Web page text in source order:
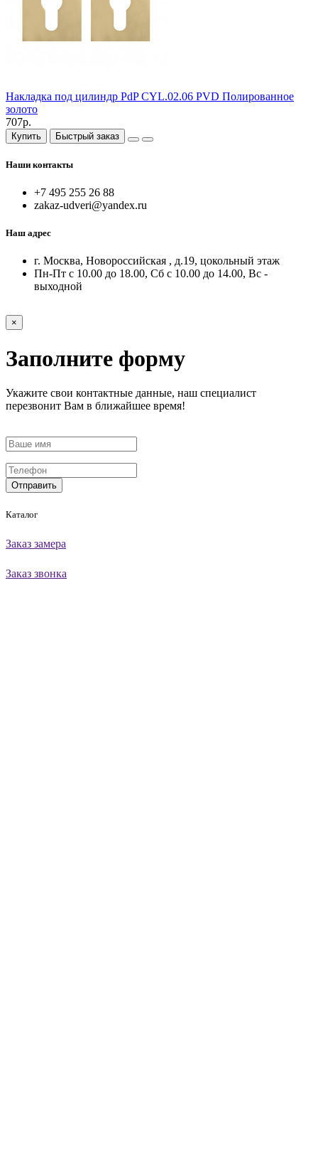
Накладка под цилиндр PdP CYL.02.06 PVD Полированное
золото
707р.
Купить Быстрый заказ
Наши контакты
+7 495 255 26 88
zakaz-udveri@yandex.ru
Наш адрес
г. Москва, Новороссийская , д.19, цокольный этаж
Пн-Пт с 10.00 до 18.00, Сб с 10.00 до 14.00, Вс -
выходной
×
Заполните форму
Укажите свои контактные данные, наш специалист
перезвонит Вам в ближайшее время!
Отправить
Каталог
Заказ замера
Заказ звонка